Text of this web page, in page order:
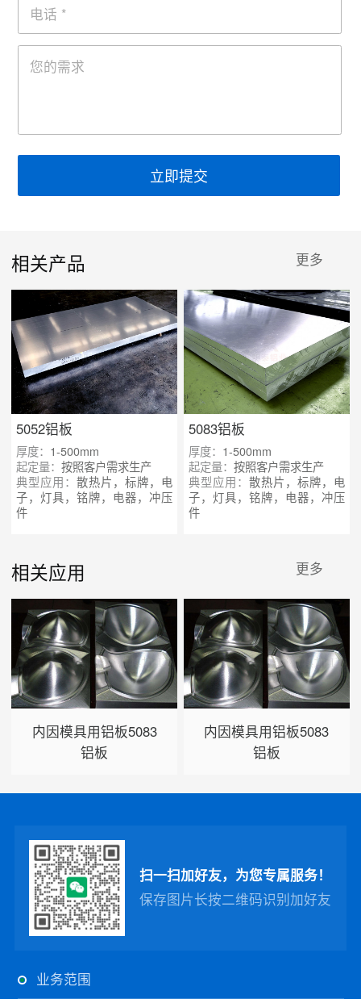
立即提交
相关产品 更多
5052铝板
厚度： 1-500mm
起定量：按照客户需求生产
典型应用：散热片，标牌，电
子，灯具，铭牌，电器，冲压
件
5083铝板
厚度： 1-500mm
起定量： 按照客户需求生产
典型应用： 散热片，标牌，电
子，灯具，铭牌，电器，冲压
件
相关应用 更多
内因模具用铝板5083
铝板
内因模具用铝板5083
铝板
扫一扫加好友，为您专属服务！
保存图片长按二维码识别加好友
业务范围